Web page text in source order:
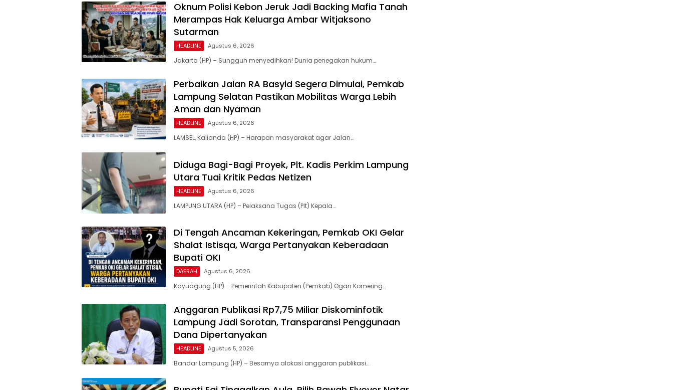
Oknum Polisi Kebon Jeruk Jadi Backing Mafia Tanah
Merampas Hak Keluarga Ambar Witjaksono
Sutarman
HEADLINE Agustus 6, 2026
Jakarta (HP) – Sungguh menyedihkan! Dunia penegakan hukum…
Perbaikan Jalan RA Basyid Segera Dimulai, Pemkab
Lampung Selatan Pastikan Mobilitas Warga Lebih
Aman dan Nyaman
HEADLINE Agustus 6, 2026
LAMSEL, Kalianda (HP) – Harapan masyarakat agar Jalan…
Diduga Bagi-Bagi Proyek, Plt. Kadis Perkim Lampung
Utara Tuai Kritik Pedas Netizen
HEADLINE Agustus 6, 2026
LAMPUNG UTARA (HP) – Pelaksana Tugas (Plt) Kepala…
Di Tengah Ancaman Kekeringan, Pemkab OKI Gelar
Shalat Istisqa, Warga Pertanyakan Keberadaan
Bupati OKI
DAERAH Agustus 6, 2026
Kayuagung (HP) – Pemerintah Kabupaten (Pemkab) Ogan Komering…
Anggaran Publikasi Rp7,75 Miliar Diskominfotik
Lampung Jadi Sorotan, Transparansi Penggunaan
Dana Dipertanyakan
HEADLINE Agustus 5, 2026
Bandar Lampung (HP) – Besarnya alokasi anggaran publikasi…